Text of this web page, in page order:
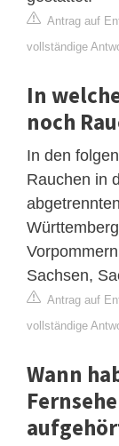
Antrag auf
vollständige
In
noch
In den
Rauchen in
Sachsen,
Antrag auf
vollständige
Wann